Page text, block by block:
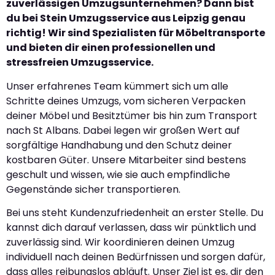
zuverlässigen Umzugsunternehmen? Dann bist
du bei Stein Umzugsservice aus Leipzig genau
richtig! Wir sind Spezialisten für Möbeltransporte
und bieten dir einen professionellen und
stressfreien Umzugsservice.
Unser erfahrenes Team kümmert sich um alle
Schritte deines Umzugs, vom sicheren Verpacken
deiner Möbel und Besitztümer bis hin zum Transport
nach St Albans. Dabei legen wir großen Wert auf
sorgfältige Handhabung und den Schutz deiner
kostbaren Güter. Unsere Mitarbeiter sind bestens
geschult und wissen, wie sie auch empfindliche
Gegenstände sicher transportieren.
Bei uns steht Kundenzufriedenheit an erster Stelle. Du
kannst dich darauf verlassen, dass wir pünktlich und
zuverlässig sind. Wir koordinieren deinen Umzug
individuell nach deinen Bedürfnissen und sorgen dafür,
dass alles reibungslos abläuft. Unser Ziel ist es, dir den